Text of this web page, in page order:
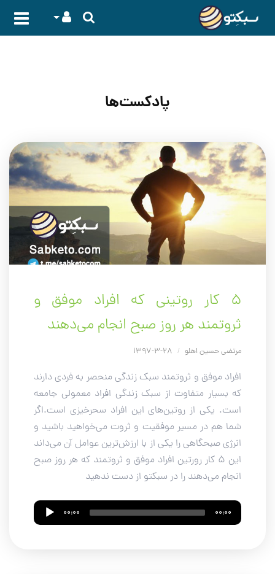
پادکست‌ها
۵ کار روتینی که افراد موفق و
ثروتمند هر روز صبح انجام می‌دهند
مرتضی حسین اهلو /
افراد موفق و ثروتمند سبک زندگی منحصر به فردی دارند
که بسیار متفاوت از سبک زندگی افراد معمولی جامعه
است. یکی از روتین‌های این افراد سحرخیزی است.اگر
شما هم در مسیر موفقیت و ثروت می‌خواهید باشید و
انرژی صبحگاهی را یکی از با ارزش‌ترین عوامل آن می‌داند
این 5 کار رورتین افراد موفق و ثروتمند که هر روز صبح
انجام می‌دهند را در سبکتو از دست ندهید
Audio
Player
00:00 00:00